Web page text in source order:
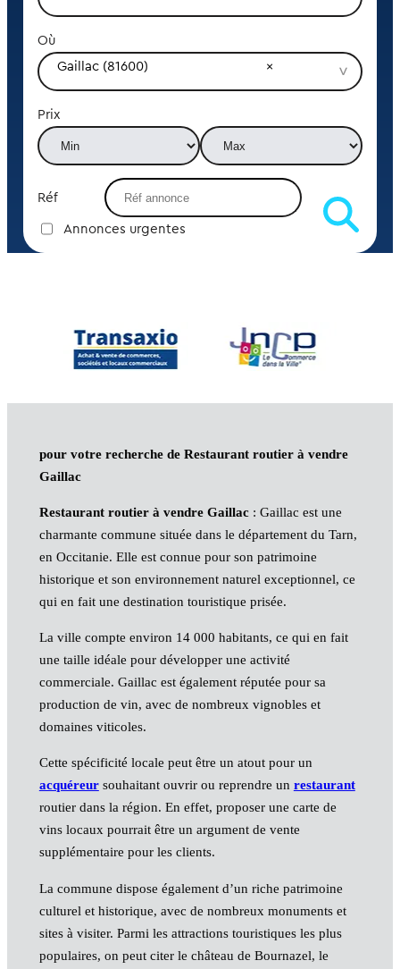
Où
Gaillac (81600)
Prix
Réf
Annonces urgentes
pour votre recherche de Restaurant routier à vendre
Gaillac
Restaurant routier à vendre Gaillac: Gaillac est une
charmante commune située dans le département du Tarn,
en Occitanie. Elle est connue pour son patrimoine
historique et son environnement naturel exceptionnel, ce
qui en fait une destination touristique prisée.
La ville compte environ 14 000 habitants, ce qui en fait
une taille idéale pour développer une activité
commerciale. Gaillac est également réputée pour sa
production de vin, avec de nombreux vignobles et
domaines viticoles.
Cette spécificité locale peut être un atout pour un
acquéreursouhaitant ouvrir ou reprendre un restaurant
routier dans la région. En effet, proposer une carte de
vins locaux pourrait être un argument de vente
supplémentaire pour les clients.
La commune dispose également d’un riche patrimoine
culturel et historique, avec de nombreux monuments et
sites à visiter. Parmi les attractions touristiques les plus
populaires, on peut citer le château de Bournazel, le